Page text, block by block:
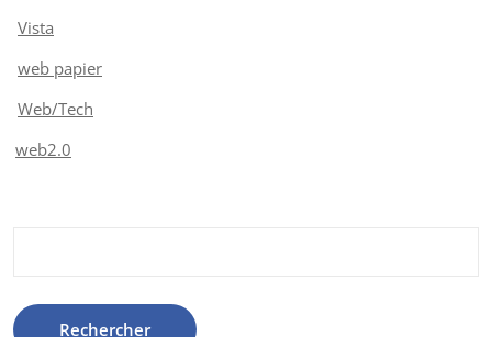
Vista
web papier
Web/Tech
web2.0